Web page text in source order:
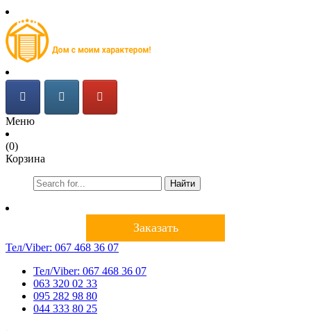
Меню
(0)
Корзина
Найти
Заказать
Тел/Viber: 067 468 36 07
Тел/Viber: 067 468 36 07
063 320 02 33
095 282 98 80
044 333 80 25